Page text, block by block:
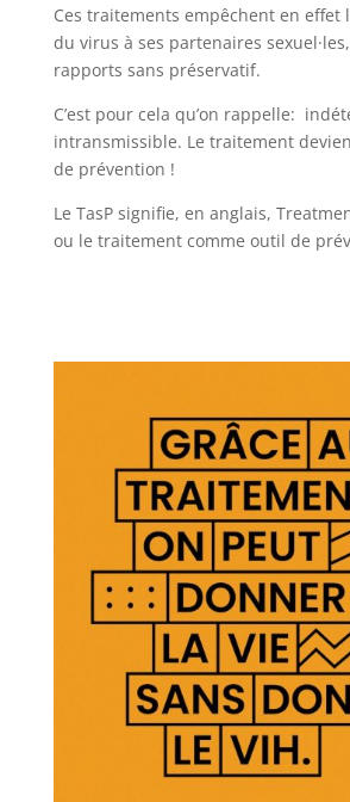
Ces traitements empêchent en effet
du virus à ses partenaires
rapports sans préservatif.
C’est pour cela qu’on rappelle:
intransmissible. Le traitement
de prévention !
Le TasP signifie, en anglais,
ou le traitement comme outil de